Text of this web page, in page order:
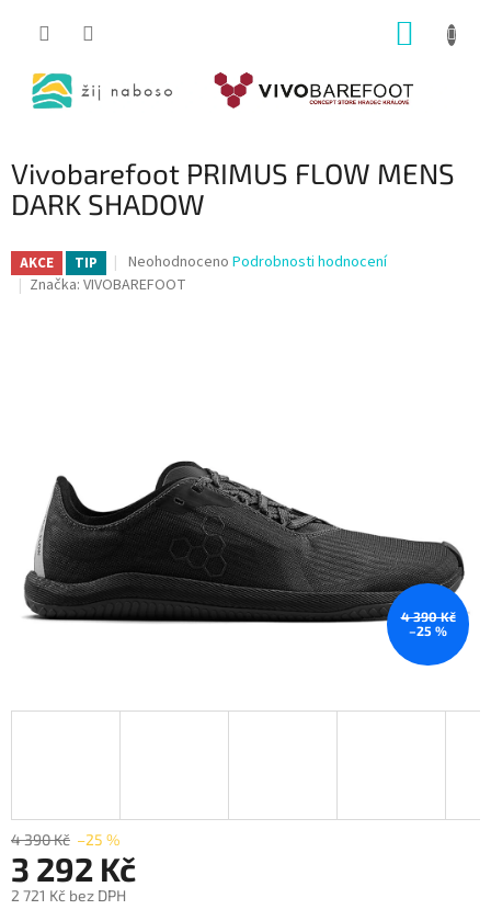
Vivobarefoot PRIMUS FLOW MENS
DARK SHADOW
AKCE TIP
Průměrné
hodnocení
Neohodnoceno Podrobnosti hodnocení
Značka: VIVOBAREFOOT
4 390 Kč
–25 %
4 390 Kč –25 %
3 292 Kč
2 721 Kč bez DPH